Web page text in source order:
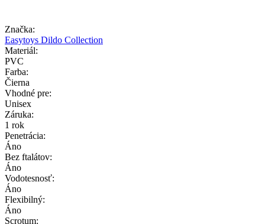
Značka:
Easytoys Dildo Collection
Materiál:
PVC
Farba:
Čierna
Vhodné pre:
Unisex
Záruka:
1 rok
Penetrácia:
Áno
Bez ftalátov:
Áno
Vodotesnosť:
Áno
Flexibilný:
Áno
Scrotum: